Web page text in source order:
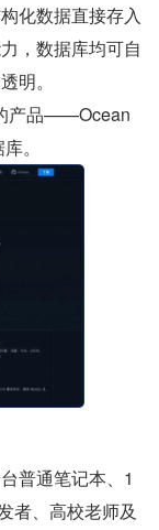
化数据直接存入
，数据库均可自
明。
产品——Ocean
。
普通笔记本、1
者、高校老师及